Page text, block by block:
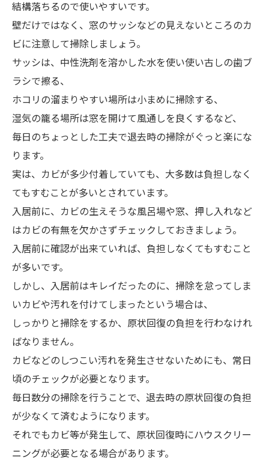
結構落ちるので使いやすいです。
壁だけではなく、窓のサッシなどの見えないところのカ
ビに注意して掃除しましょう。
サッシは、中性洗剤を溶かした水を使い使い古しの歯ブ
ラシで擦る、
ホコリの溜まりやすい場所は小まめに掃除する、
湿気の籠る場所は窓を開けて風通しを良くするなど、
毎日のちょっとした工夫で退去時の掃除がぐっと楽にな
ります。
実は、カビが多少付着していても、大多数は負担しなく
てもすむことが多いとされています。
入居前に、カビの生えそうな風呂場や窓、押し入れなど
はカビの有無を欠かさずチェックしておきましょう。
入居前に確認が出来ていれば、負担しなくてもすむこと
が多いです。
しかし、入居前はキレイだったのに、掃除を怠ってしま
いカビや汚れを付けてしまったという場合は、
しっかりと掃除をするか、原状回復の負担を行わなけれ
ばなりません。
カビなどのしつこい汚れを発生させないためにも、常日
頃のチェックが必要となります。
毎日数分の掃除を行うことで、退去時の原状回復の負担
が少なくて済むようになります。
それでもカビ等が発生して、原状回復時にハウスクリー
ニングが必要となる場合があります。